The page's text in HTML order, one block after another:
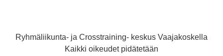
Ryhmäliikunta- ja Crosstraining- keskus Vaajakoskella
Kaikki oikeudet pidätetään